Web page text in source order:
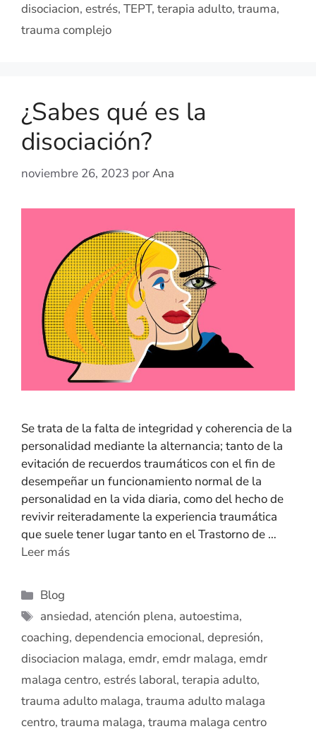
disociacion, estrés, TEPT, terapia adulto, trauma,
trauma complejo
¿Sabes qué es la
disociación?
noviembre 26, 2023 porAna
Se trata de la falta de integridad y coherencia de la
personalidad mediante la alternancia; tanto de la
evitación de recuerdos traumáticos con el fin de
desempeñar un funcionamiento normal de la
personalidad en la vida diaria, como del hecho de
revivir reiteradamente la experiencia traumática
que suele tener lugar tanto en el Trastorno de …
Leer más
Blog
ansiedad, atención plena, autoestima,
coaching, dependencia emocional, depresión,
disociacion malaga, emdr, emdr malaga, emdr
malaga centro, estrés laboral, terapia adulto,
trauma adulto malaga, trauma adulto malaga
centro, trauma malaga, trauma malaga centro